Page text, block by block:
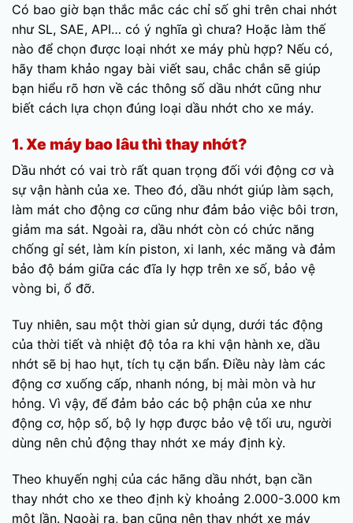
Có bao giờ bạn thắc mắc các chỉ số ghi trên chai nhớt
như SL, SAE, API… có ý nghĩa gì chưa? Hoặc làm thế
nào để chọn được loại nhớt xe máy phù hợp? Nếu có,
hãy tham khảo ngay bài viết sau, chắc chắn sẽ giúp
bạn hiểu rõ hơn về các thông số dầu nhớt cũng như
biết cách lựa chọn đúng loại dầu nhớt cho xe máy.
1. Xe máy bao lâu thì thay nhớt?
Dầu nhớt có vai trò rất quan trọng đối với động cơ và
sự vận hành của xe. Theo đó, dầu nhớt giúp làm sạch,
làm mát cho động cơ cũng như đảm bảo việc bôi trơn,
giảm ma sát. Ngoài ra, dầu nhớt còn có chức năng
chống gỉ sét, làm kín piston, xi lanh, xéc măng và đảm
bảo độ bám giữa các đĩa ly hợp trên xe số, bảo vệ
vòng bi, ổ đỡ.
Tuy nhiên, sau một thời gian sử dụng, dưới tác động
của thời tiết và nhiệt độ tỏa ra khi vận hành xe, dầu
nhớt sẽ bị hao hụt, tích tụ cặn bẩn. Điều này làm các
động cơ xuống cấp, nhanh nóng, bị mài mòn và hư
hỏng. Vì vậy, để đảm bảo các bộ phận của xe như
động cơ, hộp số, bộ ly hợp được bảo vệ tối ưu, người
dùng nên chủ động thay nhớt xe máy định kỳ.
Theo khuyến nghị của các hãng dầu nhớt, bạn cần
thay nhớt cho xe theo định kỳ khoảng 2.000-3.000 km
một lần. Ngoài ra, bạn cũng nên thay nhớt xe máy